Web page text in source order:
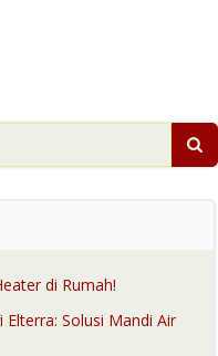
di Rumah!
Solusi Mandi Air